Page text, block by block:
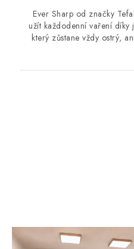
Ever Sharp od značky
užít každodenní vaření díky
který zůstane vždy ostrý,